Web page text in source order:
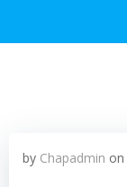
by Chapadmin on